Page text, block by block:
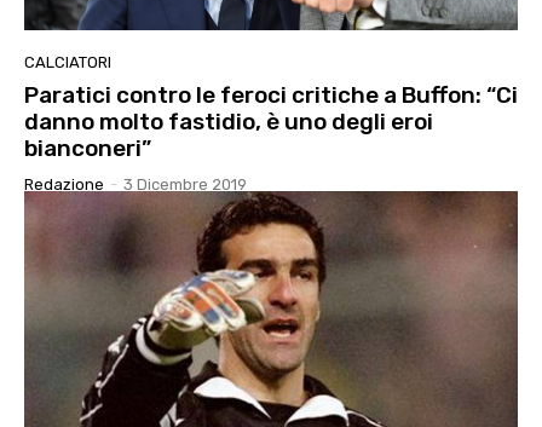
CALCIATORI
Paratici contro le feroci critiche a Buffon: “Ci
danno molto fastidio, è uno degli eroi
bianconeri”
Redazione - 3 Dicembre 2019